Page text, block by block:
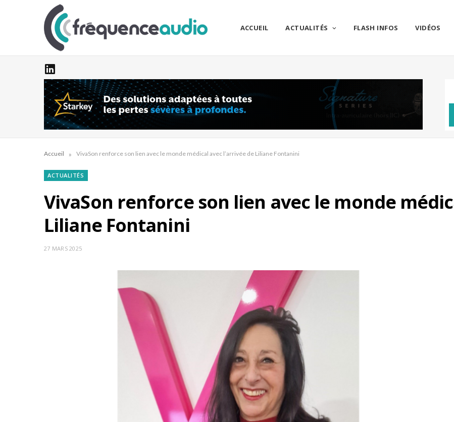
ACCUEIL ACTUALITÉS FLASH INFOS VIDÉOS
Accueil » VivaSon renforce son lien avec le monde médical avec l’arrivée de Liliane Fontanini
ACTUALITÉS
VivaSon renforce son lien avec le monde
Liliane Fontanini
27 MARS 2025